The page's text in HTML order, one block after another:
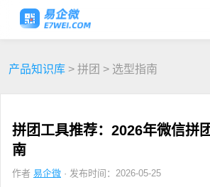
产品知识库 > 拼团 > 选型指南
拼团工具推荐：2026年微信拼
南
作者 易企微 · 发布时间：2026-05-25